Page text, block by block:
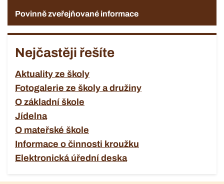
Povinně zveřejňované informace
Nejčastěji řešíte
Aktuality ze školy
Fotogalerie ze školy a družiny
O základní škole
Jídelna
O mateřské škole
Informace o činnosti kroužku
Elektronická úřední deska